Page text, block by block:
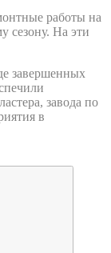
работы на
сезону. На эти
завершенных
завода по
в